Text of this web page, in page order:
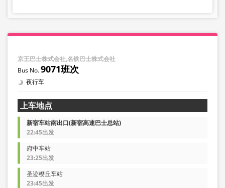
京王巴士株式会社,名铁巴士株式会社
9071班次
夜行车
上车地点
新宿车站南出口(新宿高速巴士总站)
22:45出发
府中车站
23:25出发
圣迹樱丘车站
23:45出发